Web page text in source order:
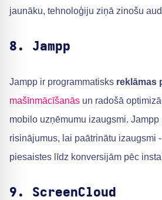
jaunāku, tehnoloģiju ziņā zinošu
8. Jampp
Jampp ir programmatisks reklāmas
mašīnmācīšanās un radošā
mobilo uzņēmumu izaugsmi.
risinājumus, lai paātrinātu izaugsmi
piesaistes līdz konversijām pēc
9. ScreenCloud